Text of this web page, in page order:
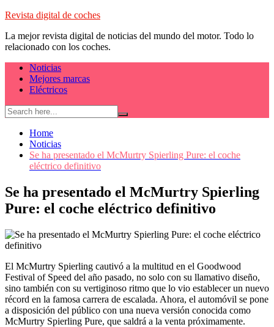
Skip
content
Revista digital de coches
La mejor revista digital de noticias del mundo del motor. Todo lo
relacionado con los coches.
Noticias
Mejores marcas
Eléctricos
Home
Noticias
Se ha presentado el McMurtry Spierling Pure: el coche
eléctrico definitivo
Se ha presentado el McMurtry Spierling
Pure: el coche eléctrico definitivo
El McMurtry Spierling cautivó a la multitud en el Goodwood
Festival of Speed ​​del año pasado, no solo con su llamativo diseño,
sino también con su vertiginoso ritmo que lo vio establecer un nuevo
récord en la famosa carrera de escalada. Ahora, el automóvil se pone
a disposición del público con una nueva versión conocida como
McMurtry Spierling Pure, que saldrá a la venta próximamente.